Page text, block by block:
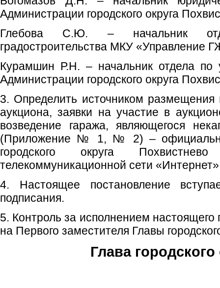
Администрации городского округа
Глебова С.Ю. – начальник
градостроительства МКУ «Управление
Курамшин Р.Н. – начальник отдела по
Администрации городского округа
3. Определить источником
аукциона, заявки на участие в
возведение гаража, являющегося
(Приложение № 1, № 2) –
городского округа
телекоммуникационной сети
4. Настоящее постановление
подписания.
5. Контроль за исполнением настоящего
на Первого заместителя Главы
Глава городского